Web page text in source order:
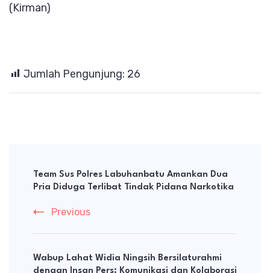
(Kirman)
Jumlah Pengunjung: 26
Navigation
Team Sus Polres Labuhanbatu Amankan Dua
Pria Diduga Terlibat Tindak Pidana Narkotika
Previous
Wabup Lahat Widia Ningsih Bersilaturahmi
dengan Insan Pers: Komunikasi dan Kolaborasi